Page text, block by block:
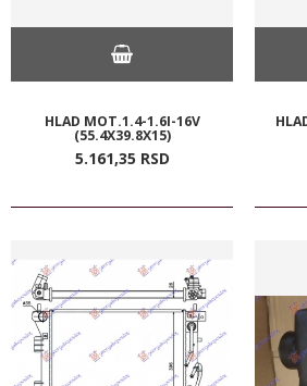
HLAD MOT.1.4-1.6I-16V
(55.4X39.8X15)
5.161,35 RSD